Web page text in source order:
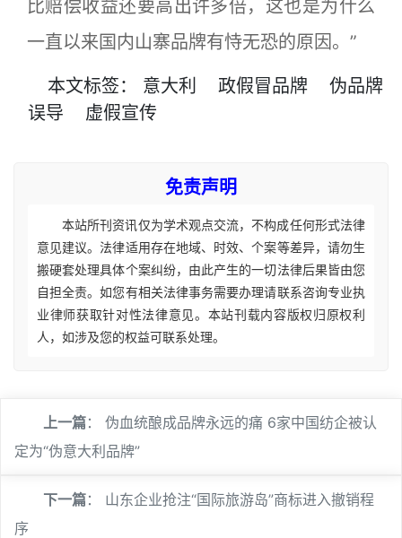
比赔偿收益还要高出许多倍，这也是为什么
一直以来国内山寨品牌有恃无恐的原因。”
本文标签： 意大利 政假冒品牌
伪品牌
误导
虚假宣传
免责声明
本站所刊资讯仅为学术观点交流，不构成任何形式法律
意见建议。法律适用存在地域、时效、个案等差异，请勿生
搬硬套处理具体个案纠纷，由此产生的一切法律后果皆由您
自担全责。如您有相关法律事务需要办理请联系咨询专业执
业律师获取针对性法律意见。本站刊载内容版权归原权利
人，如涉及您的权益可联系处理。
上一篇： 伪血统酿成品牌永远的痛 6家中国纺企被认
定为“伪意大利品牌”
下一篇： 山东企业抢注“国际旅游岛”商标进入撤销程
序